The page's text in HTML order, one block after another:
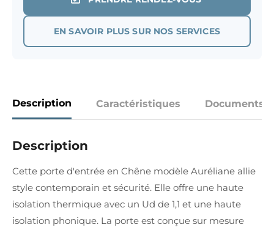
EN SAVOIR PLUS SUR NOS SERVICES
Description Caractéristiques Documents
Description
Cette porte d'entrée en Chêne modèle Auréliane allie
style contemporain et sécurité. Elle offre une haute
isolation thermique avec un Ud de 1,1 et une haute
isolation phonique. La porte est conçue sur mesure